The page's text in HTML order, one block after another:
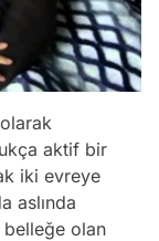
aktif bir
iki evreye
aslında
olan